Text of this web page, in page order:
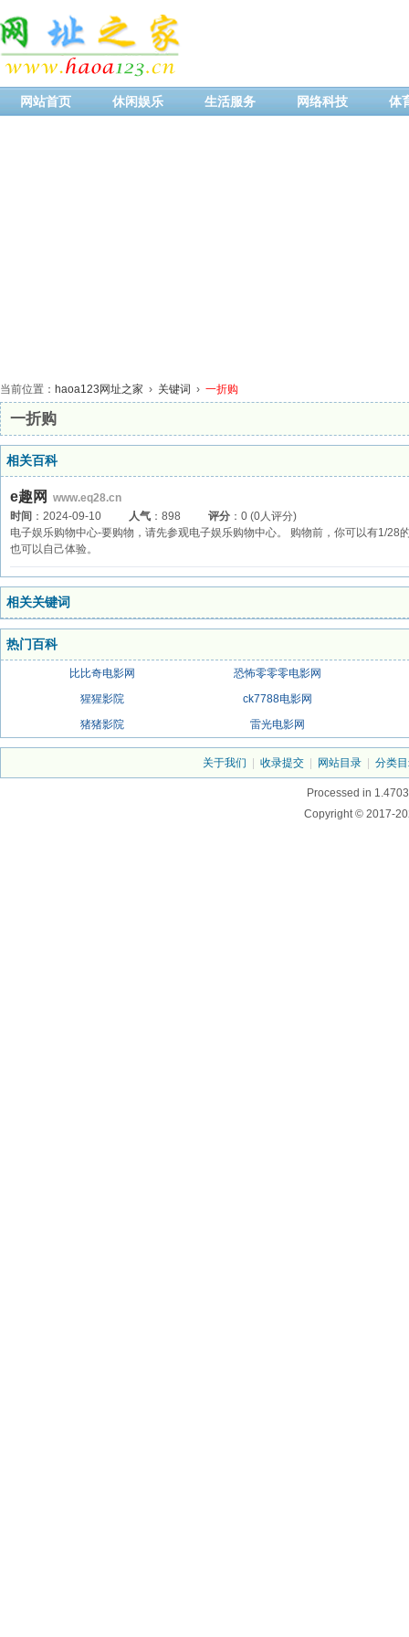
网站首页 休闲娱乐 生活服务 网络科技 体
当前位置： haoa123网址之家 › 关键词 › 一折购
一折购
相关百科
e趣网
www.eq28.cn
时间 ：2024-09-10 人气 ：898 评分 ：0 (0人评分)
电子娱乐购物中心-要购物，请先参观电子娱乐购物中心。 购物前，你可以有1/
也可以自己体验。
相关关键词
热门百科
比比奇电影网
恐怖零零零电影网
猩猩影院
ck7788电影网
猪猪影院
雷光电影网
关于我们 收录提交 网站目录 分类
Processed in
Copyright © 2017-